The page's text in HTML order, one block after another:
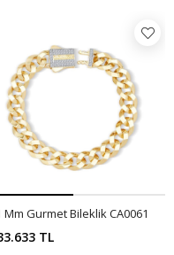
Mm Gurmet Bileklik CA0061
TL